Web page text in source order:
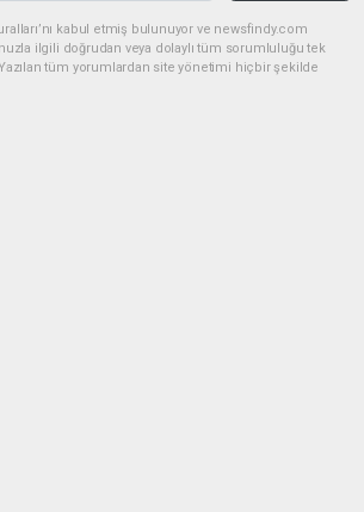
kabul etmiş bulunuyor ve newsfindy.com
ilgili doğrudan veya dolaylı tüm sorumluluğu tek
tüm yorumlardan site yönetimi hiçbir şekilde